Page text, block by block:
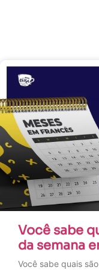
Você sabe
da semana
Você sabe quais